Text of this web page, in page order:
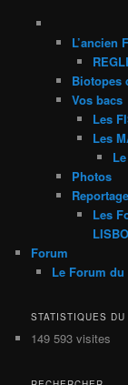
L’ancien
Biotopes
Vos bacs
Les
Les
Photos
Les
Forum
Le Forum du
STATISTIQUES DU
149 593 visites